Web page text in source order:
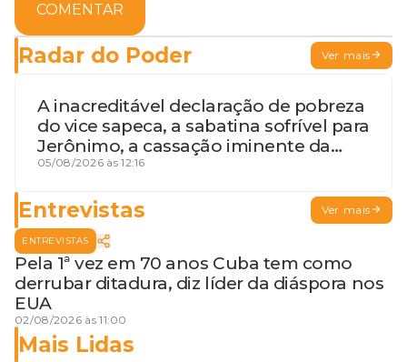
COMENTAR
Radar do Poder Ver mais
A inacreditável declaração de pobreza
do vice sapeca, a sabatina sofrível para
Jerônimo, a cassação iminente da
desembargadora e a vaga do Quinto
05/08/2026 às 12:16
Entrevistas Ver mais
ENTREVISTAS
Pela 1ª vez em 70 anos Cuba tem como
derrubar ditadura, diz líder da diáspora nos
EUA
02/08/2026 às 11:00
Mais Lidas